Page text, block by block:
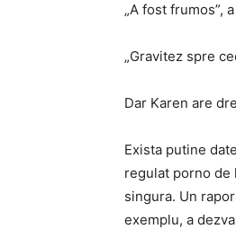
„A fost frumos”,
„Gravitez spre
Dar Karen are
Exista putine
regulat porno de
singura. Un
exemplu, a